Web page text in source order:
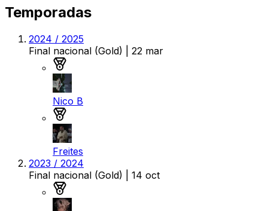
Temporadas
2024 / 2025
Final nacional (Gold) | 22 mar
Nico B
Freites
2023 / 2024
Final nacional (Gold) | 14 oct